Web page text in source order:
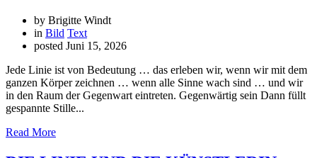
by Brigitte Windt
in Bild Text
posted Juni 15, 2026
Jede Linie ist von Bedeutung … das erleben wir, wenn wir mit dem
ganzen Körper zeichnen … wenn alle Sinne wach sind … und wir
in den Raum der Gegenwart eintreten. Gegenwärtig sein Dann füllt
gespannte Stille...
Read More